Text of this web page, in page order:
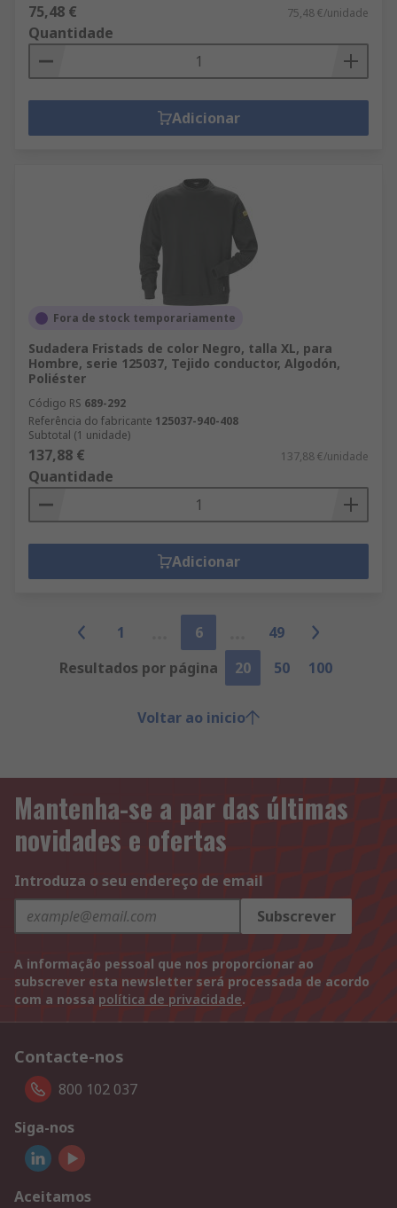
75,48 € 75,48 €/unidade
Quantidade
Adicionar
Fora de stock temporariamente
Sudadera Fristads de color Negro, talla XL, para
Hombre, serie 125037, Tejido conductor, Algodón,
Poliéster
Código RS 689-292
Referência do fabricante 125037-940-408
Subtotal (1 unidade)
137,88 € 137,88 €/unidade
Quantidade
Adicionar
1 6
49
Resultados por página
20 50 100
Voltar ao inicio
Mantenha-se a par das últimas
novidades e ofertas
Introduza o seu endereço de email
Subscrever
A informação pessoal que nos proporcionar ao
subscrever esta newsletter será processada de acordo
com a nossa política de privacidade.
Contacte-nos
800 102 037
Siga-nos
Aceitamos